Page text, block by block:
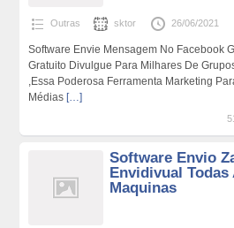
Outras sktor 26/06/2021
Software Envie Mensagem No Facebook
Gratuito Divulgue Para Milhares De
,Essa Poderosa Ferramenta Marketing
Médias […]
Software Envio
Envidivual Todas
Maquinas